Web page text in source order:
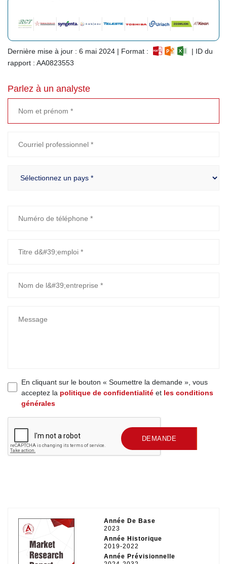
Dernière mise à jour : 6 mai 2024 | Format :
| ID du
rapport : AA0823553
Parlez à un analyste
En cliquant sur le bouton « Soumettre la demande », vous
acceptez la politique de confidentialité et les conditions
générales
SOUMETTRE UNE DEMANDE
Année De Base
2023
Année Historique
2019-2022
Année Prévisionnelle